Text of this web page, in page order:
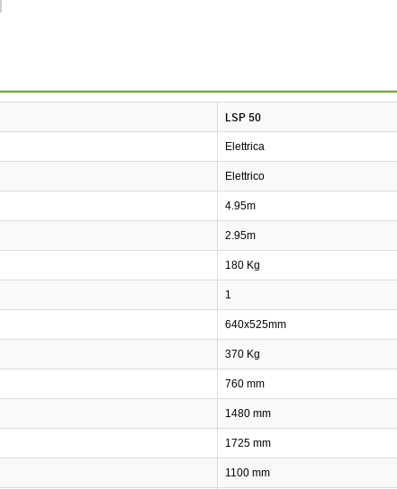
LSP 50
Elettrica
Elettrico
4.95m
2.95m
180 Kg
1
640x525mm
370 Kg
760 mm
1480 mm
1725 mm
1100 mm